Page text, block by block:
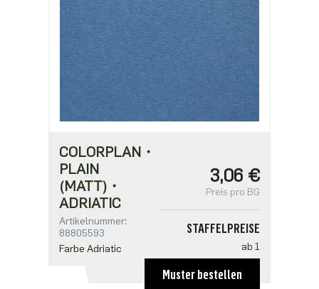
COLORPLAN・
PLAIN
(MATT)・
ADRIATIC
Artikelnummer:
88805593
Farbe Adriatic
3,06 €
Preis pro BG
STAFFELPREISE
ab 1
ab 125
Muster bestellen